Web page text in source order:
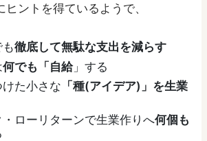
ントを得ているようで、
も徹底して無駄な支出を減らす
何でも「自給」する
た小さな 「種(アイデア)」を生業
・ローリターンで生業作りへ何個も